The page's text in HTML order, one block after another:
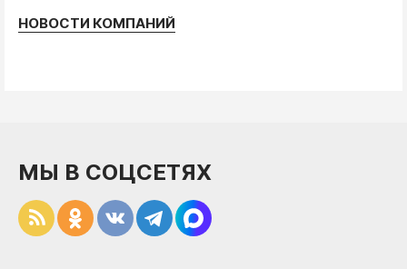
НОВОСТИ КОМПАНИЙ
МЫ В СОЦСЕТЯХ